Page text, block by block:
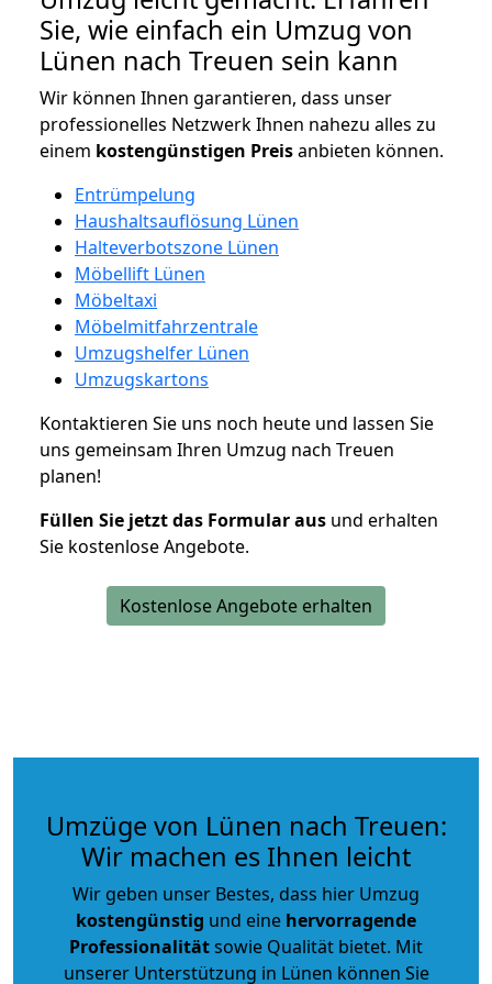
Sie, wie einfach ein Umzug von
Lünen nach Treuen sein kann
Wir können Ihnen garantieren, dass unser
professionelles Netzwerk Ihnen nahezu alles zu
einem kostengünstigen Preisanbieten können.
Entrümpelung
Haushaltsauflösung Lünen
Halteverbotszone Lünen
Möbellift Lünen
Möbeltaxi
Möbelmitfahrzentrale
Umzugshelfer Lünen
Umzugskartons
Kontaktieren Sie uns noch heute und lassen Sie
uns gemeinsam Ihren Umzug nach Treuen
planen!
Füllen Sie jetzt das Formular aus und erhalten
Sie kostenlose Angebote.
Kostenlose Angebote erhalten
Umzüge von Lünen nach Treuen:
Wir machen es Ihnen leicht
Wir geben unser Bestes, dass hier Umzug
kostengünstig und eine hervorragende
Professionalitätsowie Qualität bietet. Mit
unserer Unterstützung in Lünen können Sie